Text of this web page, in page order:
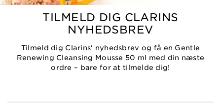
TILMELD DIG CLARINS
NYHEDSBREV
Tilmeld dig Clarins' nyhedsbrev og få en Gentle
Renewing Cleansing Mousse 50 ml med din næste
ordre – bare for at tilmelde dig!